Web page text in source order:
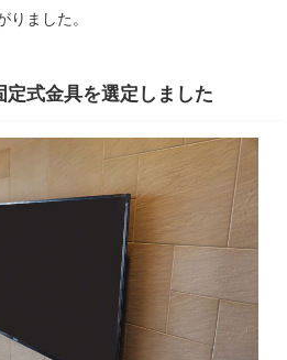
りました。
式金具を選定しました